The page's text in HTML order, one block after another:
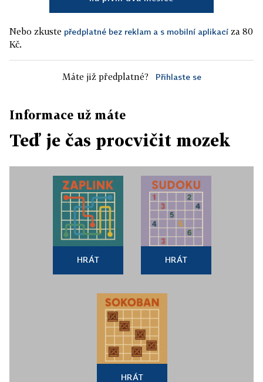
Nebo zkuste předplatné bez reklam a s mobilní aplikací za 80
Kč.
Máte již předplatné? Přihlaste se
Informace už máte
Teď je čas procvičit mozek
HRÁT HRÁT
HRÁT